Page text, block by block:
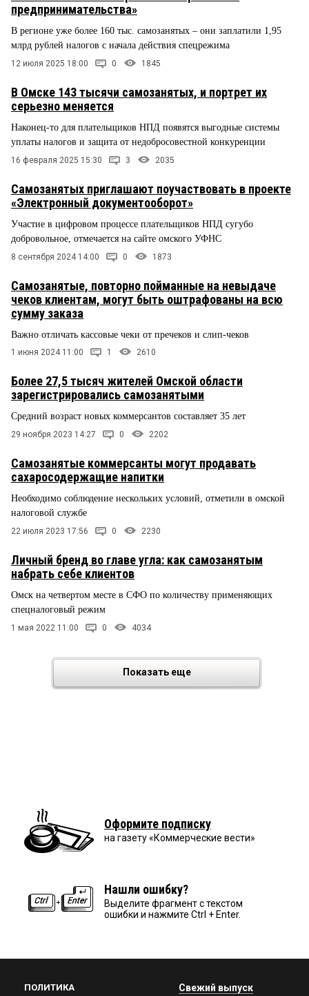
предпринимательства»
В регионе уже более 160 тыс. самозанятых – они заплатили 1,95
млрд рублей налогов с начала действия спецрежима
12 июля 2025 18:00 0 1845
В Омске 143 тысячи самозанятых, и портрет их
серьезно меняется
Наконец-то для плательщиков НПД появятся выгодные системы
уплаты налогов и защита от недобросовестной конкуренции
16 февраля 2025 15:30 3 2035
Самозанятых приглашают поучаствовать в проекте
«Электронный документооборот»
Участие в цифровом процессе плательщиков НПД сугубо
добровольное, отмечается на сайте омского УФНС
8 сентября 2024 14:00 0 1873
Самозанятые, повторно пойманные на невыдаче
чеков клиентам, могут быть оштрафованы на всю
сумму заказа
Важно отличать кассовые чеки от пречеков и слип-чеков
1 июня 2024 11:00 1 2610
Более 27,5 тысяч жителей Омской области
зарегистрировались самозанятыми
Средний возраст новых коммерсантов составляет 35 лет
29 ноября 2023 14:27 0 2202
Самозанятые коммерсанты могут продавать
сахаросодержащие напитки
Необходимо соблюдение нескольких условий, отметили в омской
налоговой службе
22 июля 2023 17:56 0 2230
Личный бренд во главе угла: как самозанятым
набрать себе клиентов
Омск на четвертом месте в СФО по количеству применяющих
спецналоговый режим
1 мая 2022 11:00 0 4034
Показать еще
Оформите подписку
на газету «Коммерческие вести»
Нашли ошибку?
Выделите фрагмент с текстом
ошибки и нажмите Ctrl + Enter.
ПОЛИТИКА Свежий выпуск